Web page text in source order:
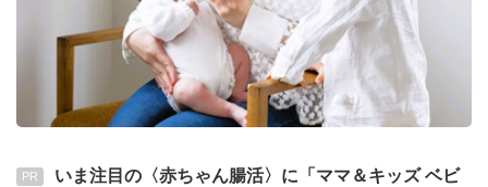
PR
いま注目の〈赤ちゃん腸活〉に「ママ＆キッズ ベビ